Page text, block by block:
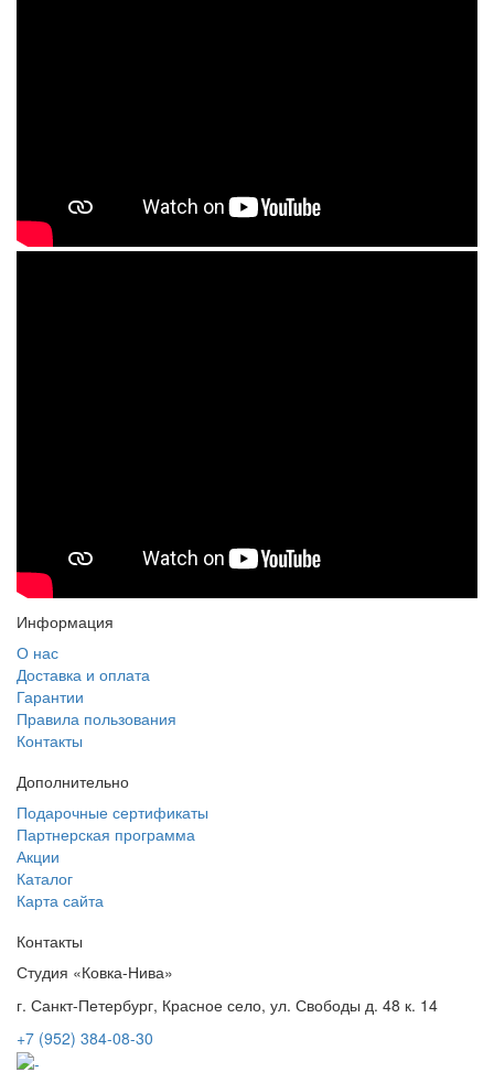
Информация
О нас
Доставка и оплата
Гарантии
Правила пользования
Контакты
Дополнительно
Подарочные сертификаты
Партнерская программа
Акции
Каталог
Карта сайта
Контакты
Студия «Ковка-Нива»
г. Санкт-Петербург, Красное село, ул. Свободы д. 48 к. 14
+7 (952) 384-08-30